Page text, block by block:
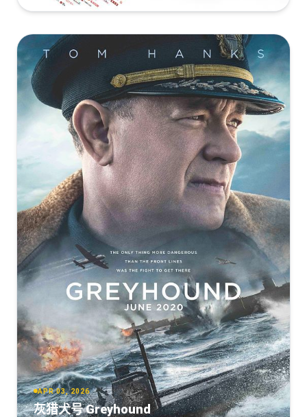
[42.22GB] 复制 下载
[40.36GB]
HD.MA.7.1-FGT
[35.97GB] 复制 下载
[18.05GB] 复制
DL.x265.10bit.HDR.MeM.GP.mkv
[17.53GB] 复制 下载
DL.DDP5.1.Atmos.DV.MP4.x265-DVSUX
[16.13GB] 复制 下载
DL.x265.10bit.HDR.DDP5.1.Atmos-MZABI
[16.03GB] 复制 下载
DL.DDP5.1.Atmos.HEVC-EVO[TGx]
[16.03GB] 下载
Shang-
RARBG
幕].2021.IMAX.2160p.DSNP.WEB-DL.DTS-
UHD9.1.DV.H.265-PandaQT
[15.83GB] 下载
尚气与十环传奇[简繁英双语字
幕
复制 下载
尚气与十环传奇[简繁字
幕
10011@BBQDDQ 14.69GB
[14.69GB] 复制 下载
尚气与十环传奇[中文字
幕
10bit-10007@BBQDDQ 14.43GB
下载
尚气与十环传奇[IMAX满屏版][简繁英字
幕].2021.2160p.IMAX.DSNP.WEB-
DL.H265.HDR.DDP5.1.Atmos-SONYHD
[12.99GB] 复制 下载
APR 03, 2026
灰猎犬号 Greyhound